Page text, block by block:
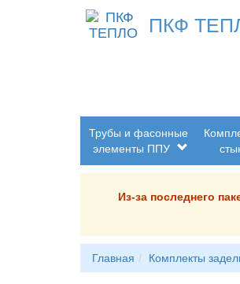
ПКФ
Трубы и фасонные
элементы ППУ
Из-за последнего
Главная Комплекты